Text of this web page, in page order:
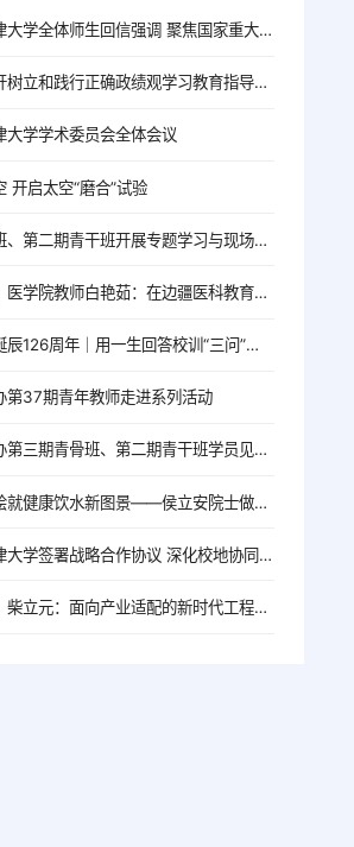
习近平给天津大学全体师生回信强调 聚焦国家重大战略需求提高人才培养质量 更好服务经济社会发展
天津大学召开树立和践行正确政绩观学习教育指导督导工作推进会
大学学术委员会全体会议
开启太空“磨合”试验
第三期青骨班、第二期青干班开展专题学习与现场教学活动
【学习教育】医学院教师白艳茹：在边疆医科教育一线践行育人初心
纪念张含英诞辰126周年｜用一生回答校训“三问”的北洋老校长
第37期青年教师走进系列活动
天津大学举办第三期青骨班、第二期青干班学员见面会
以膜为笔，绘就健康饮水新图景——侯立安院士做客院士大讲堂
静海区与天津大学签署战略合作协议 深化校地协同 共启发展新篇
《中国考试》柴立元：面向产业适配的新时代工程人才培养改革探索——以天津大学为例